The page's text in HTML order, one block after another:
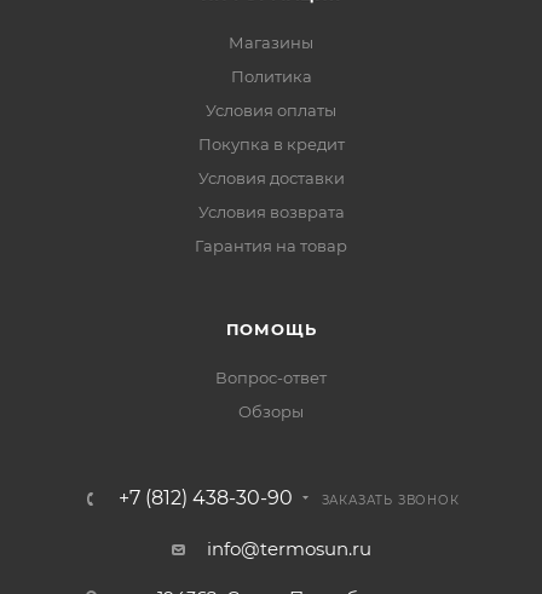
Магазины
Политика
Условия оплаты
Покупка в кредит
Условия доставки
Условия возврата
Гарантия на товар
ПОМОЩЬ
Вопрос-ответ
Обзоры
+7 (812) 438-30-90 ЗАКАЗАТЬ ЗВОНОК
info@termosun.ru